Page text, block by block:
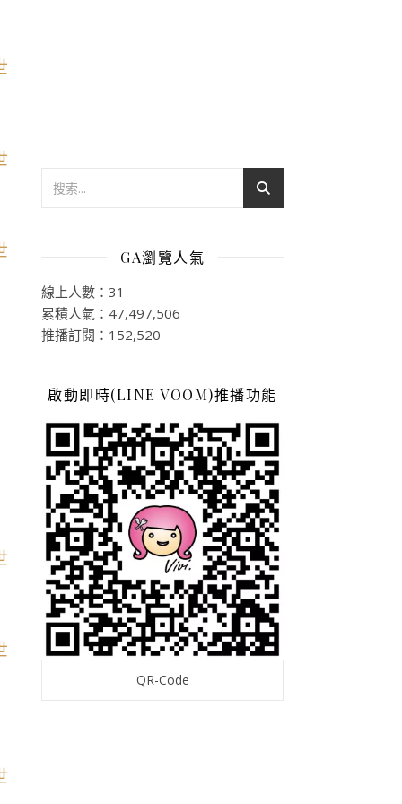
GA瀏覽人氣
線上人數：31
累積人氣：47,497,506
推播訂閱：152,520
啟動即時(LINE VOOM)推播功能
QR-Code